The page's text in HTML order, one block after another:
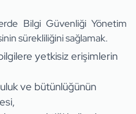
Bilgi Güvenliği Yönetim
sürekliliğini sağlamak.
yetkisiz erişimlerin
ve bütünlüğünün